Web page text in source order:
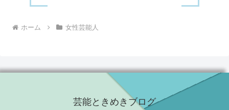
ホーム 女性芸能人
芸能ときめきブログ